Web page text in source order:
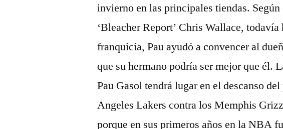
invierno en las principales tiendas.
‘Bleacher Report’ Chris Wallace,
franquicia, Pau ayudó a convencer al
que su hermano podría ser mejor que él.
Pau Gasol tendrá lugar en el descanso
Angeles Lakers contra los Memphis
porque en sus primeros años en la NBA